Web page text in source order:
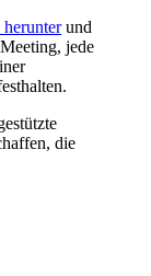
herunterund
jede
die